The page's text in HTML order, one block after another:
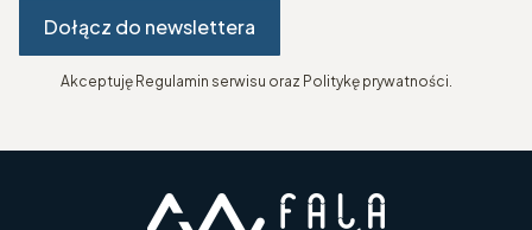
Dołącz do newslettera
Akceptuję Regulamin serwisu oraz Politykę prywatności.